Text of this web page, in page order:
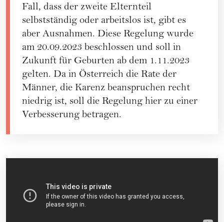
Fall, dass der zweite Elternteil
selbstständig oder arbeitslos ist, gibt es
aber Ausnahmen. Diese Regelung wurde
am 20.09.2023 beschlossen und soll in
Zukunft für Geburten ab dem 1.11.2023
gelten. Da in Österreich die Rate der
Männer, die Karenz beanspruchen recht
niedrig ist, soll die Regelung hier zu einer
Verbesserung betragen.